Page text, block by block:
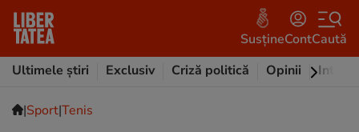
SusțineContCaută
Ultimele știri
Exclusiv Criză politică Opinii
|Sport|Tenis